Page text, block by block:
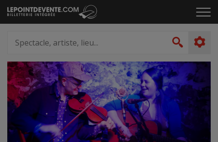
Passer
au
le
artiste,
lieu...